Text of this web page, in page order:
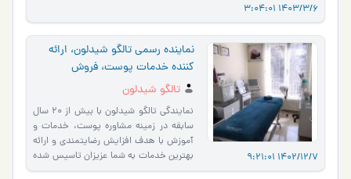
1403/3/6 3:04:01
1402/12/7 9:21:01
نماینده رسمی تالگو شیدلون، ارائه
کننده خدمات پوست، فروش
محصولات و آموزش
تالگو شیدلون
نمایندگی تالگو شیدلون با بیش از 20 سال
سابقه در زمینه مشاوره پوست، خدمات و
آموزش با هدف افزایش رضایتمندی و ارائه
بهترین خدمات به شما عزیزان تاسیس شده
است. اهداف و برن�…